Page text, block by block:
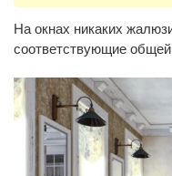
На окнах никаких
соответствующие